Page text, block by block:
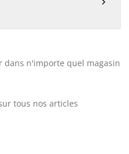
dans n'importe quel magasin
tous nos articles